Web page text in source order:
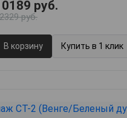
руб.
руб.
В корзину Купить в 1 клик